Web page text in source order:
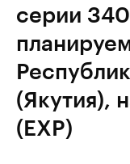
серии
(Якутия),
(EXP)